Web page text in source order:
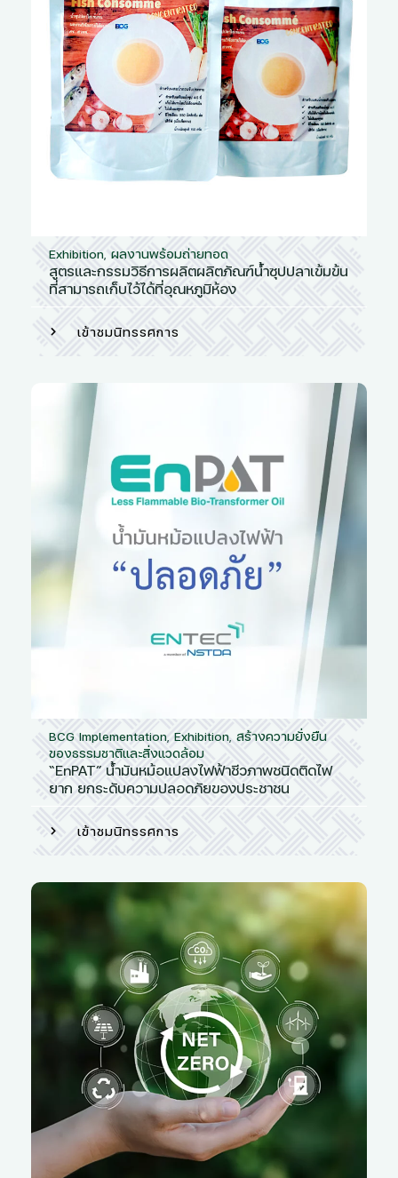
Exhibition, ผลงานพร้อมถ่ายทอด
สูตรและกรรมวิธีการผลิตผลิตภัณฑ์น้ำซุปปลาเข้มข้น
ที่สามารถเก็บไว้ได้ที่อุณหภูมิห้อง
เข้าชมนิทรรศการ
BCG Implementation, Exhibition, สร้างความยั่งยืน
ของธรรมชาติและสิ่งแวดล้อม
“EnPAT” น้ำมันหม้อแปลงไฟฟ้าชีวภาพชนิดติดไฟ
ยาก ยกระดับความปลอดภัยของประชาชน
เข้าชมนิทรรศการ